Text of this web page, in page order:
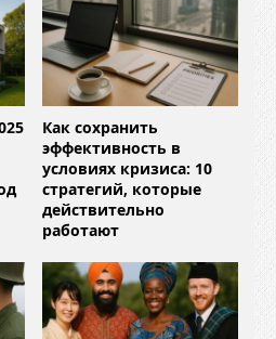
Как сохранить
эффективность в
условиях кризиса: 10
стратегий, которые
действительно
работают